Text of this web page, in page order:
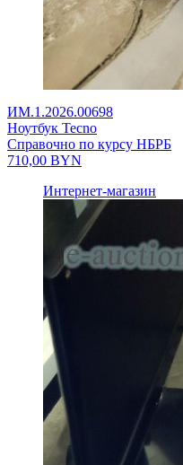
ИМ.1.2026.00698
Ноутбук Tecno
Справочно по курсу НБРБ
710,00 BYN
Интернет-магазин